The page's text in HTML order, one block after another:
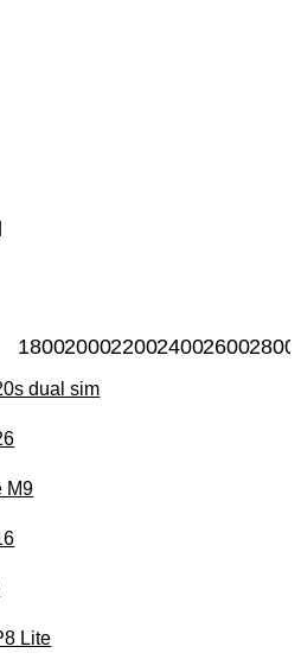
180020002200240026002800
dual sim
M9
Lite